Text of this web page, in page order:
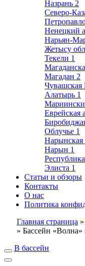
Назрань 2
Северо-
Ненецкий
Нарьян-
Жетысу
Текели 1
Магадан 2
Чувашская
Алатырь 1
Еврейская
Облучье 1
Нарынская
Нарын 1
Элиста 1
Статьи и обзоры
Контакты
О нас
Политика
Главная страница »
» Бассейн «Волна»
В бассейн